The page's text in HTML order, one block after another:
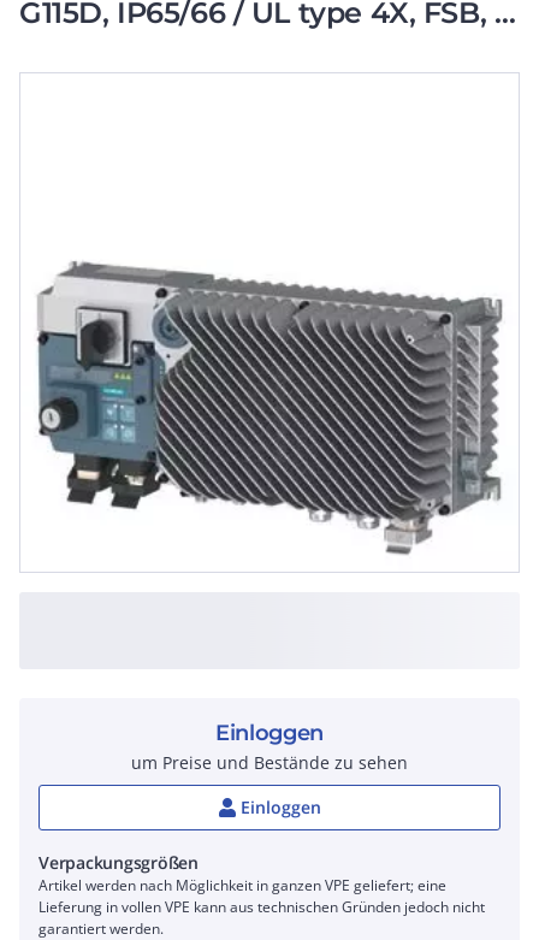
G115D, IP65/66 / UL type 4X, FSB, 3
Einloggen
um Preise und Bestände zu sehen
Einloggen
Verpackungsgrößen
Artikel werden nach Möglichkeit in ganzen VPE geliefert; eine
Lieferung in vollen VPE kann aus technischen Gründen jedoch nicht
garantiert werden.